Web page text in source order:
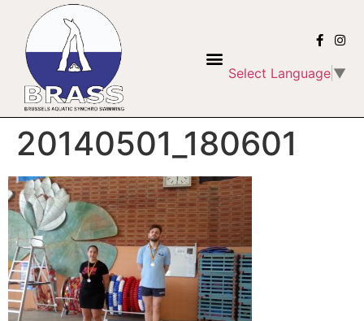
Select Language ▼
20140501_180601